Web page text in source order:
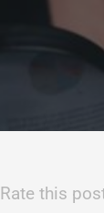
Rate this